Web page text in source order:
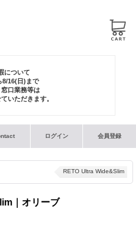
について
8/16(日)まで
口業務等は
いただきます。
ログイン 会員登録
RETO Ultra Wide&Slim
｜オリーブ